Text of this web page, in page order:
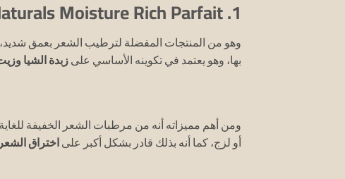
1. Alikay Naturals Moisture Rich Parfait:
وهو من المنتجات المفضلة لترطيب الشعر بعمق
بها، وهو يعتمد في تكوينه الأساسي على زبدة الشيا
ومن أهم مميزاته أنه من مرطبات الشعر الخفيفة
أو لزج، كما أنه بذلك قادر بشكل أكبر على اختراق